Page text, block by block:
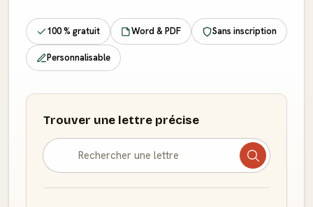
100 % gratuit Word & PDF Sans inscription
Personnalisable
Trouver une lettre précise